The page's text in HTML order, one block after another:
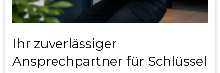
Ihr zuverlässiger
Ansprechpartner für Schlüssel